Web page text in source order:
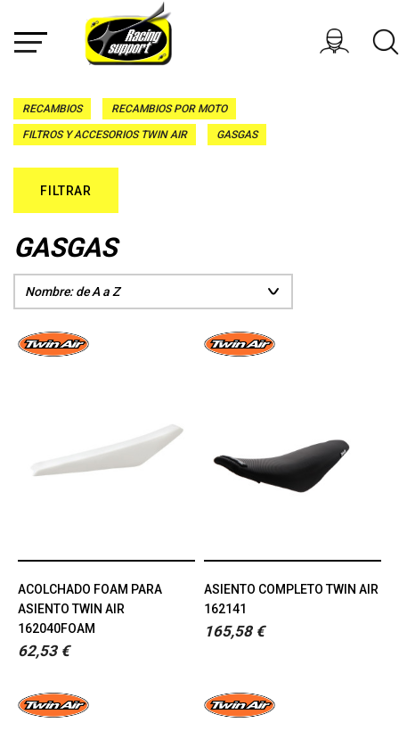
RECAMBIOS RECAMBIOS POR MOTO
FILTROS Y ACCESORIOS TWIN AIR GASGAS
FILTRAR
GASGAS
ACOLCHADO FOAM PARA
ASIENTO TWIN AIR
162040FOAM
62,53 €
ASIENTO COMPLETO TWIN AIR
162141
165,58 €